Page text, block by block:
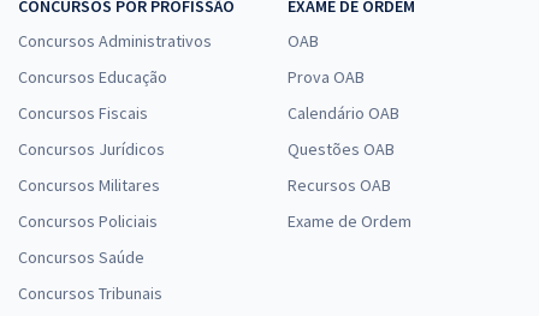
CONCURSOS POR PROFISSÃO
Concursos Administrativos
Concursos Educação
Concursos Fiscais
Concursos Jurídicos
Concursos Militares
Concursos Policiais
Concursos Saúde
Concursos Tribunais
EXAME DE ORDEM
OAB
Prova OAB
Calendário OAB
Questões OAB
Recursos OAB
Exame de Ordem